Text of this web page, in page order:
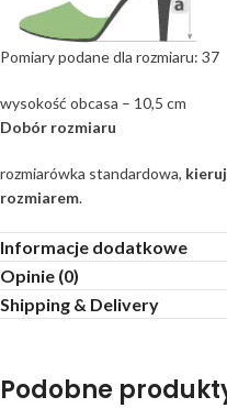
Pomiary podane dla rozmiaru: 37
wysokość obcasa – 10,5 cm
Dobór rozmiaru
rozmiarówka standardowa,
rozmiarem.
Informacje dodatkowe
Opinie (0)
Shipping & Delivery
Podobne